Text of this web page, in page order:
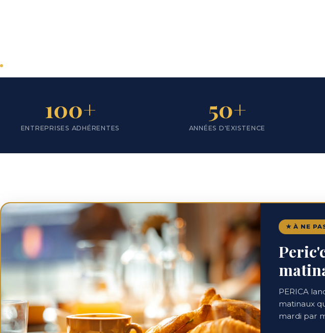
100+
ENTREPRISES ADHÉRENTES
50+
ANNÉES D'EXISTENCE
★ À NE
PERICA
matinaux
mardi par